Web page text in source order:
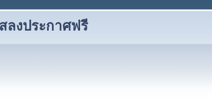
ลงประกาศฟรี